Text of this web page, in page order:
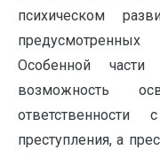
психическом
Особенной части
возможность
преступления, а